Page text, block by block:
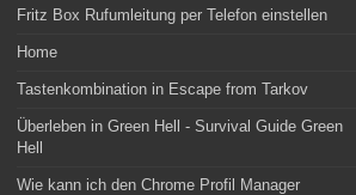
Fritz Box Rufumleitung per Telefon einstellen
Home
Tastenkombination in Escape from Tarkov
Überleben in Green Hell - Survival Guide Green
Hell
Wie kann ich den Chrome Profil Manager